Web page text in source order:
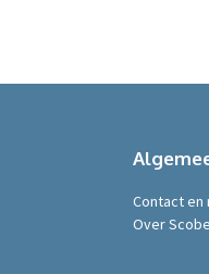
Contact en
Over Scobe